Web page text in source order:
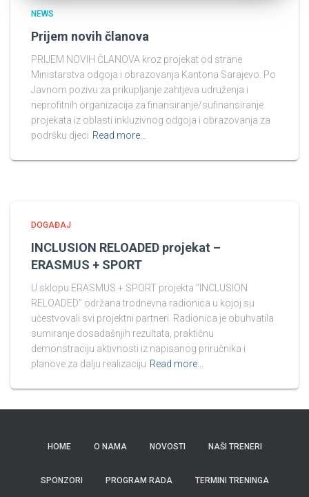
NEWS
Prijem novih članova
PRIJEM NOVIH ČLANOVA kroz projekat od strane
Ministarstva odgoja i obrazovanja Kantona Sarajevo. Po
Javnom pozivu za prikupljanje zahtjeva udruženja i
neprofitnih organizacija za finansiranje/sufinansiranje
projekata iz oblasti inkluzivnog odgoja i obrazovanja za
podršku djeci Read more…
DOGAĐAJ
INCLUSION RELOADED projekat –
ERASMUS + SPORT
U sklopu ERASMUS + SPORT projekta “INCLUSION
RELOADED” održana trodnevna radionica u kojoj su
učestvovali svi projektni partneri. Radionica je obuhvatila
sumiranje dosadašnjih rezultata, praktičnu
demonstraciju aktivnosti iz napisanog priručnika i
planove za dalju realizaciju Read more…
HOME O NAMA NOVOSTI NAŠI TRENERI
SPONZORI PROGRAM RADA TERMINI TRENINGA